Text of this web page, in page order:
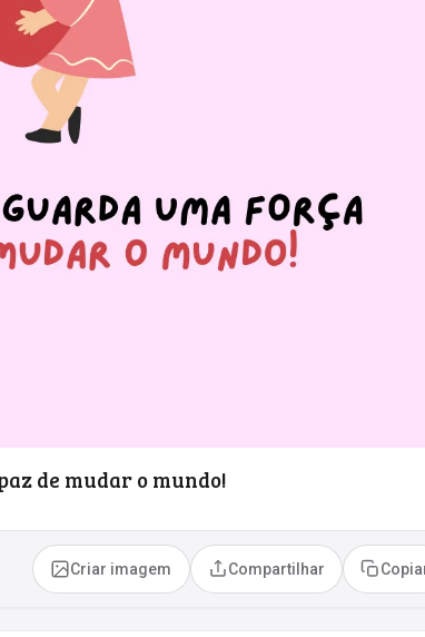
de mudar o mundo!
Criar imagem Compartilhar